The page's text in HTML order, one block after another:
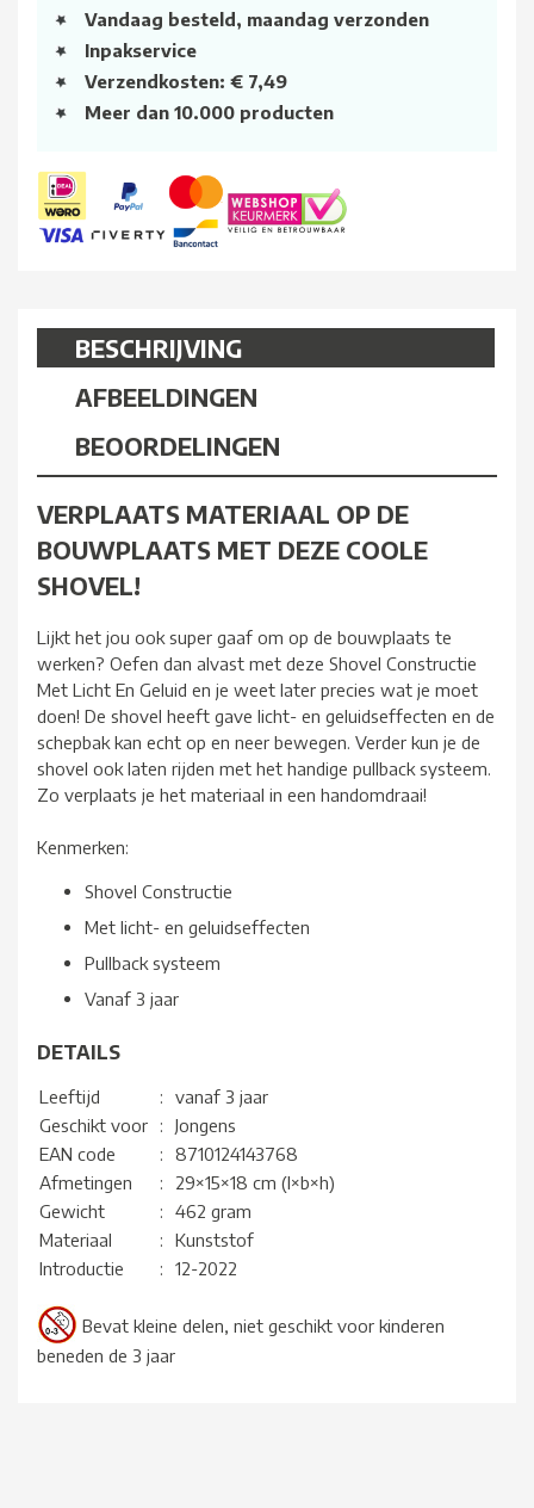
Vandaag besteld, maandag verzonden
Inpakservice
Verzendkosten: € 7,49
Meer dan 10.000 producten
BESCHRIJVING
AFBEELDINGEN
BEOORDELINGEN
VERPLAATS MATERIAAL OP DE
BOUWPLAATS MET DEZE COOLE
SHOVEL!
Lijkt het jou ook super gaaf om op de bouwplaats te
werken? Oefen dan alvast met deze Shovel Constructie
Met Licht En Geluid en je weet later precies wat je moet
doen! De shovel heeft gave licht- en geluidseffecten en de
schepbak kan echt op en neer bewegen. Verder kun je de
shovel ook laten rijden met het handige pullback systeem.
Zo verplaats je het materiaal in een handomdraai!
Kenmerken:
Shovel Constructie
Met licht- en geluidseffecten
Pullback systeem
Vanaf 3 jaar
DETAILS
Leeftijd :
vanaf 3 jaar
Geschikt voor
:
Jongens
EAN code
:
8710124143768
Afmetingen
:
29×15×18 cm (l×b×h)
Gewicht
:
462 gram
Materiaal
:
Kunststof
Introductie
: 12-2022
Bevat kleine delen, niet geschikt voor kinderen
beneden de 3 jaar